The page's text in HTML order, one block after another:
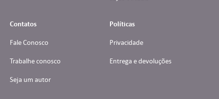
Contatos
Fale Conosco
Trabalhe conosco
Seja um autor
Políticas
Privacidade
Entrega e devoluções